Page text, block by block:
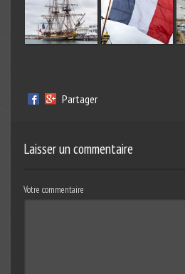
Partager
Laisser un commentaire
Votre commentaire